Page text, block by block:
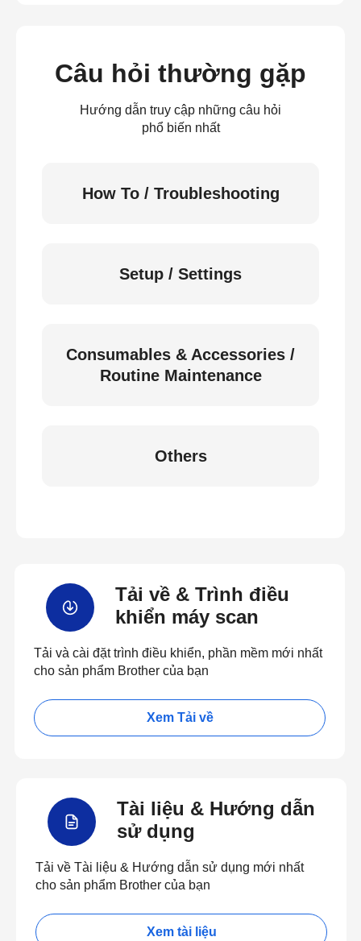
Câu hỏi thường gặp
Hướng dẫn truy cập những câu hỏi
phổ biến nhất
How To / Troubleshooting
Setup / Settings
Consumables & Accessories /
Routine Maintenance
Others
Tải về & Trình điều
khiển máy scan
Tải và cài đặt trình điều khiển, phần mềm mới nhất
cho sản phẩm Brother của bạn
Xem Tải về
Tài liệu & Hướng dẫn
sử dụng
Tải về Tài liệu & Hướng dẫn sử dụng mới nhất
cho sản phẩm Brother của bạn
Xem tài liệu